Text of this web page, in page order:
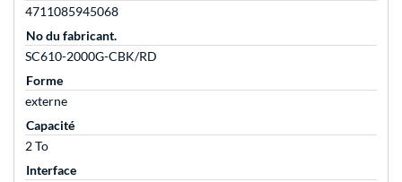
4711085945068
No du fabricant.
SC610-2000G-CBK/RD
Forme
externe
Capacité
2 To
Interface